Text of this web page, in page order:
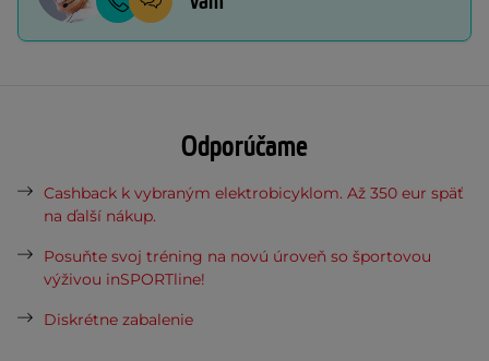
Odporúčame
Cashback k vybraným elektrobicyklom. Až 350 eur späť
na ďalší nákup.
Posuňte svoj tréning na novú úroveň so športovou
výživou inSPORTline!
Diskrétne zabalenie